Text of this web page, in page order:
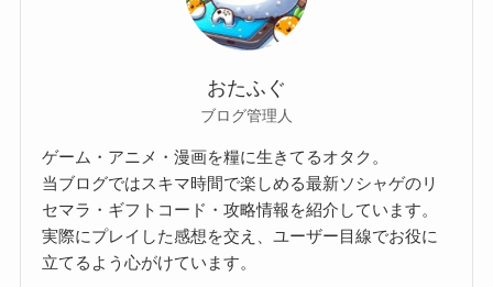
おたふぐ
ブログ管理人
ゲーム・アニメ・漫画を糧に生きてるオタク。
当ブログではスキマ時間で楽しめる最新ソシャゲのリ
セマラ・ギフトコード・攻略情報を紹介しています。
実際にプレイした感想を交え、ユーザー目線でお役に
立てるよう心がけています。